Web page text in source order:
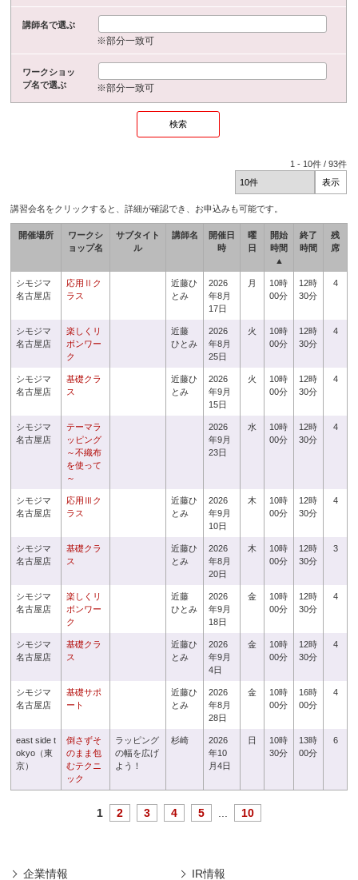
講師名で選ぶ
※部分一致可
ワークショッ
プ名で選ぶ
※部分一致可
1 - 10件 /93件
講習会名をクリックすると、詳細が確認でき、お申込みも可能です。
開催場所
ワークシ
ョップ名
サブタイト
ル
講師名
開催日
時
曜
日
開始
時間
▲
終了
時間
残
席
シモジマ
名古屋店
応用Ⅱク
ラス
近藤ひ
とみ
2026
年8月
17日
月
10時
00分
12時
30分
4
シモジマ
名古屋店
楽しくリ
ボンワー
ク
近藤
ひとみ
2026
年8月
25日
火
10時
00分
12時
30分
4
シモジマ
名古屋店
基礎クラ
ス
近藤ひ
とみ
2026
年9月
15日
火
10時
00分
12時
30分
4
シモジマ
名古屋店
テーマラ
ッピング
～不織布
を使って
～
2026
年9月
23日
水
10時
00分
12時
30分
4
シモジマ
名古屋店
応用Ⅲク
ラス
近藤ひ
とみ
2026
年9月
10日
木
10時
00分
12時
30分
4
シモジマ
名古屋店
基礎クラ
ス
近藤ひ
とみ
2026
年8月
20日
木
10時
00分
12時
30分
3
シモジマ
名古屋店
楽しくリ
ボンワー
ク
近藤
ひとみ
2026
年9月
18日
金
10時
00分
12時
30分
4
シモジマ
名古屋店
基礎クラ
ス
近藤ひ
とみ
2026
年9月
4日
金
10時
00分
12時
30分
4
シモジマ
名古屋店
基礎サポ
ート
近藤ひ
とみ
2026
年8月
28日
金
10時
00分
16時
00分
4
east side t
okyo（東
京）
倒さずそ
のまま包
むテクニ
ック
ラッピング
の幅を広げ
よう！
杉崎
2026
年10
月4日
日
10時
30分
13時
00分
6
1 2 3 4 5 10
企業情報 IR情報